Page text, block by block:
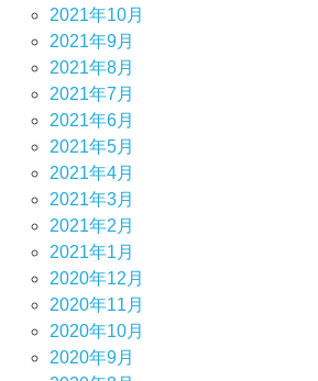
2021年10月
2021年9月
2021年8月
2021年7月
2021年6月
2021年5月
2021年4月
2021年3月
2021年2月
2021年1月
2020年12月
2020年11月
2020年10月
2020年9月